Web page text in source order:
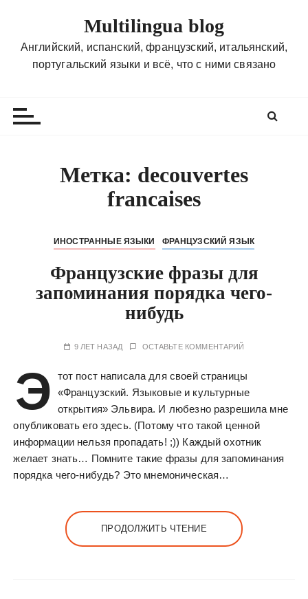
Multilingua blog
Английский, испанский, французский, итальянский,
португальский языки и всё, что с ними связано
Метка: decouvertes
francaises
ИНОСТРАННЫЕ ЯЗЫКИ ФРАНЦУЗСКИЙ ЯЗЫК
Французские фразы для
запоминания порядка чего-
нибудь
9 ЛЕТ НАЗАД ОСТАВЬТЕ КОММЕНТАРИЙ
Э
тот пост написала для своей страницы
«Французский. Языковые и культурные
открытия» Эльвира. И любезно разрешила мне
опубликовать его здесь. (Потому что такой ценной
информации нельзя пропадать! ;)) Каждый охотник
желает знать… Помните такие фразы для запоминания
порядка чего-нибудь? Это мнемоническая…
ПРОДОЛЖИТЬ ЧТЕНИЕ